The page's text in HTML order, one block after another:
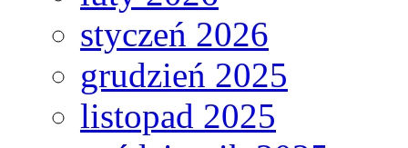
styczeń 2026
grudzień 2025
listopad 2025